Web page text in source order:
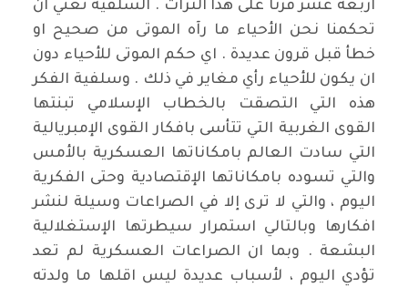
اربعة عشر قرناً على هذا الثراث . السلفية تعني ان
تحكمنا نحن الأحياء ما رآه الموتى من صحيح او
خطأ قبل قرون عديدة . اي حكم الموتى للأحياء دون
ان يكون للأحياء رأي مغاير في ذلك . وسلفية الفكر
هذه التي التصقت بالخطاب الإسلامي تبنتها
القوى الغربية التي تتأسى بافكار القوى الإمبريالية
التي سادت العالم بامكاناتها العسكرية بالأمس
والتي تسوده بامكاناتها الإقتصادية وحتى الفكرية
اليوم ، والتي لا ترى إلا في الصراعات وسيلة لنشر
افكارها وبالتالي استمرار سيطرتها الإستغلالية
البشعة . وبما ان الصراعات العسكرية لم تعد
تؤدي اليوم ، لأسباب عديدة ليس اقلها ما ولدته